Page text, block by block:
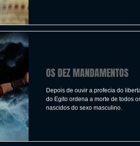
CONSTRUÇÃO
FILMES
OS DEZ MANDAMENTOS
Depois de ouvir a profecia do
do Egito ordena a morte de todos
nascidos do sexo masculino.